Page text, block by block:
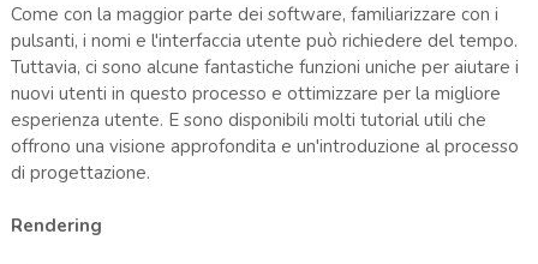
Come con la maggior parte dei software, familiarizzare con i
pulsanti, i nomi e l'interfaccia utente può richiedere del tempo.
Tuttavia, ci sono alcune fantastiche funzioni uniche per aiutare i
nuovi utenti in questo processo e ottimizzare per la migliore
esperienza utente. E sono disponibili molti tutorial utili che
offrono una visione approfondita e un'introduzione al processo
di progettazione.
Rendering